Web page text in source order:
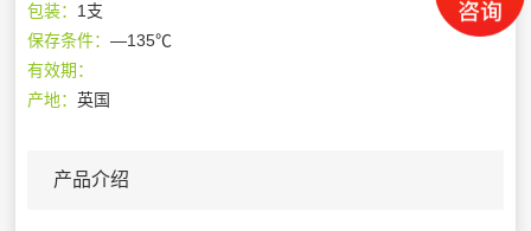
包装： 1支
保存条件：—135℃
有效期：
产地：英国
产品介绍